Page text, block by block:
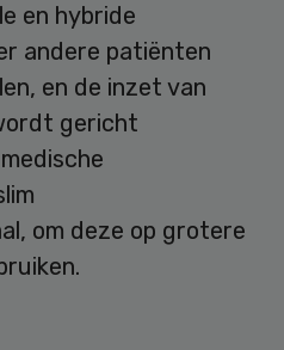
en hybride
andere patiënten
en de inzet van
gericht
om deze op grotere